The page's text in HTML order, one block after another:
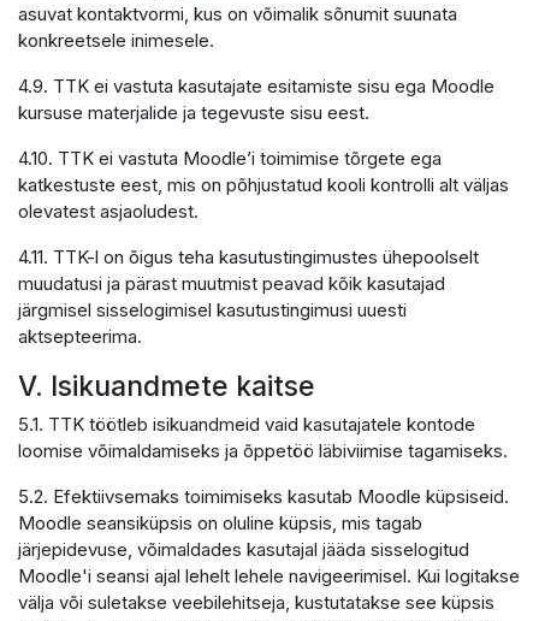
asuvat kontaktvormi, kus on võimalik sõnumit suunata
konkreetsele inimesele.
4.9. TTK ei vastuta kasutajate esitamiste sisu ega Moodle
kursuse materjalide ja tegevuste sisu eest.
4.10. TTK ei vastuta Moodle’i toimimise tõrgete ega
katkestuste eest, mis on põhjustatud kooli kontrolli alt väljas
olevatest asjaoludest.
4.11. TTK-l on õigus teha kasutustingimustes ühepoolselt
muudatusi ja pärast muutmist peavad kõik kasutajad
järgmisel sisselogimisel kasutustingimusi uuesti
aktsepteerima.
V. Isikuandmete kaitse
5.1. TTK töötleb isikuandmeid vaid kasutajatele kontode
loomise võimaldamiseks ja õppetöö läbiviimise tagamiseks.
5.2. Efektiivsemaks toimimiseks kasutab Moodle küpsiseid.
Moodle seansiküpsis on oluline küpsis, mis tagab
järjepidevuse, võimaldades kasutajal jääda sisselogitud
Moodle'i seansi ajal lehelt lehele navigeerimisel. Kui logitakse
välja või suletakse veebilehitseja, kustutatakse see küpsis